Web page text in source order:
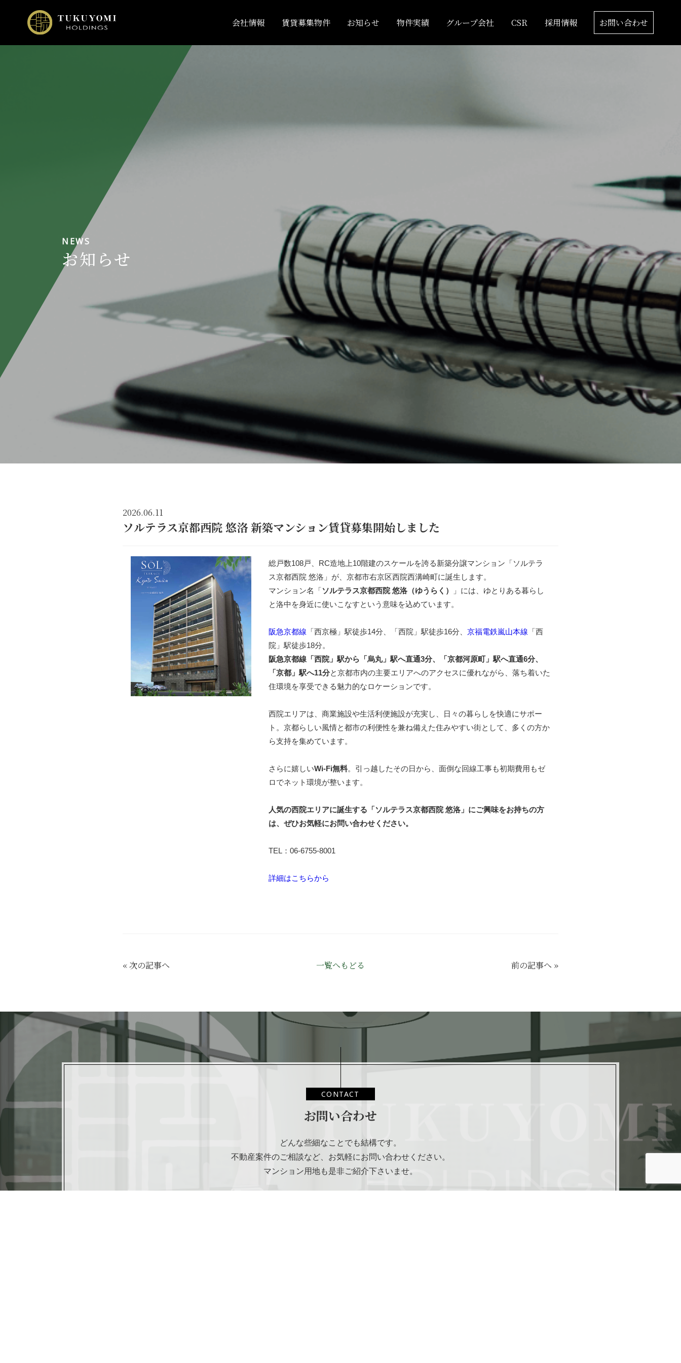
会社情報 賃貸募集物件 お知らせ 物件実績 グループ会社 CSR 採用情報 お問い合わせ
NEWS
お知らせ
2026.06.11
ソルテラス京都西院 悠洛 新築マンション賃貸募集開始しました
総戸数108戸、RC造地上10階建のスケールを誇る新築分譲マンション「ソルテラ
ス京都西院 悠洛」が、京都市右京区西院西溝崎町に誕生します。
マンション名「ソルテラス京都西院 悠洛（ゆうらく）
」には、ゆとりある暮らし
と洛中を身近に使いこなすという意味を込めています。
阪急京都線 「西京極」駅徒歩14分、「西院」駅徒歩16分、 京福電鉄嵐山本線 「西
院」駅徒歩18分。
阪急京都線「西院」駅から「烏丸」駅へ直通3分、「京都河原町」駅へ直通6分、
「京都」駅へ11分と京都市内の主要エリアへのアクセスに優れながら、落ち着いた
住環境を享受できる魅力的なロケーションです。
西院エリアは、商業施設や生活利便施設が充実し、日々の暮らしを快適にサポー
ト。京都らしい風情と都市の利便性を兼ね備えた住みやすい街として、多くの方か
ら支持を集めています。
さらに嬉しいWi-Fi無料。引っ越したその日から、面倒な回線工事も初期費用もゼ
ロでネット環境が整います。
人気の西院エリアに誕生する「ソルテラス京都西院 悠洛」にご興味をお持ちの方
は、ぜひお気軽にお問い合わせください。
TEL：06-6755-8001
詳細はこちらから
«次の記事へ 一覧へもどる 前の記事へ »
CONTACT
お問い合わせ
どんな些細なことでも結構です。
不動産案件のご相談など、 お気軽にお問い合わせください。
マンション用地も是非ご紹介下さいませ。